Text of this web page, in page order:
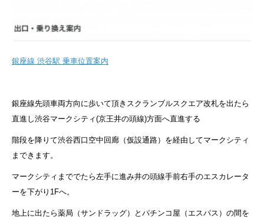
銀座線 渋谷駅 乗車位置案内
銀座線先頭車両方向に歩いて頂きスクランブルスクエア改札を出たら
直進し渋谷マークシティ(京王井の頭線)方面へ直進する
階段を降りて渋谷西口空中回廊（仮設通路）を経由してマークシティ
まできます。
マークシティまででたら左手に進み井の頭線手前右手のエスカレータ
ーを下がり1Fへ。
地上に出たら薬局（サンドラッグ）とパチンコ屋（エスパス）の間を